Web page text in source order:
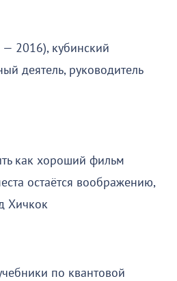
2016), кубинский
деятель, руководитель
как хороший фильм
остаётся воображению,
Хичкок
по квантовой